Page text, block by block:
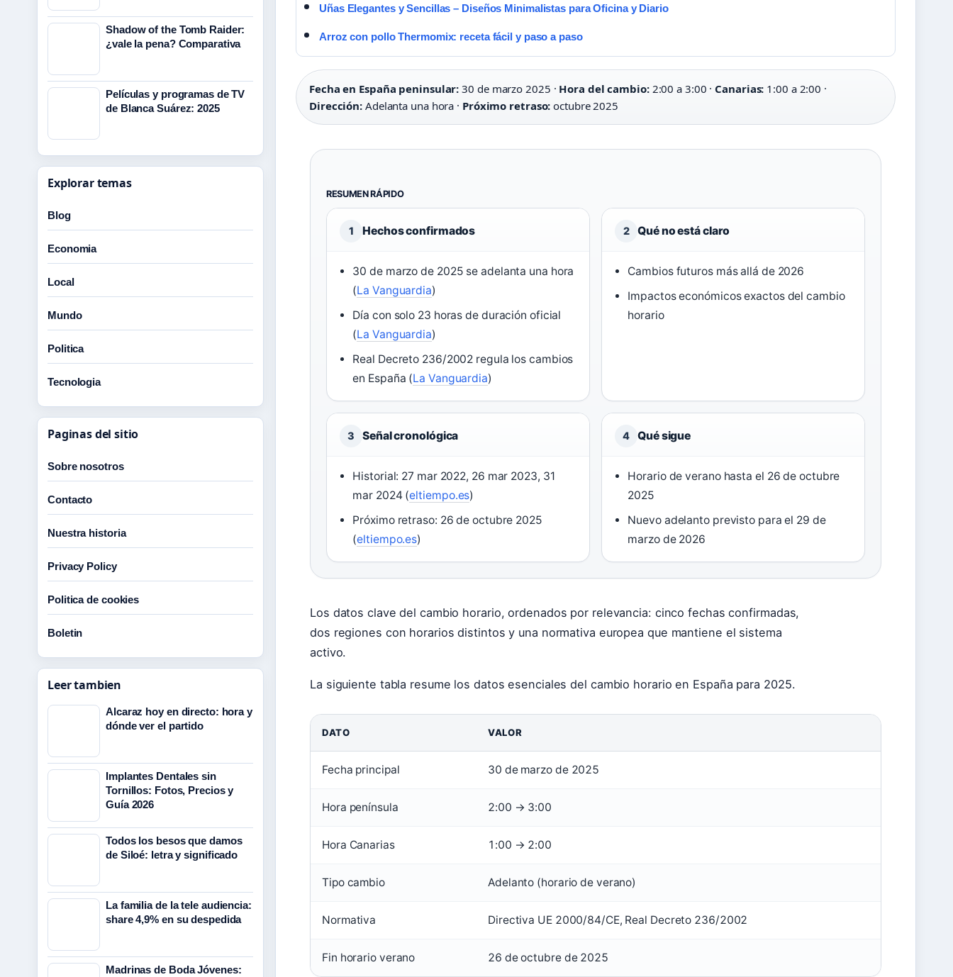
Uñas Elegantes y Sencillas – Diseños Minimalistas para Oficina y Diario
Arroz con pollo Thermomix: receta fácil y paso a paso
Fecha en España peninsular: 30 de marzo 2025 · Hora del cambio:2:00 a 3:00 · Canarias: 1:00 a 2:00 ·
Dirección: Adelanta una hora · Próximo retraso: octubre 2025
RESUMEN RÁPIDO
1 Hechos confirmados
30 de marzo de 2025 se adelanta una hora
(La Vanguardia)
Día con solo 23 horas de duración oficial
(La Vanguardia)
Real Decreto 236/2002 regula los cambios
en España (La Vanguardia)
2 Qué no está claro
Cambios futuros más allá de 2026
Impactos económicos exactos del cambio
horario
3 Señal cronológica
Historial: 27 mar 2022, 26 mar 2023, 31
mar 2024 (eltiempo.es)
Próximo retraso: 26 de octubre 2025
(eltiempo.es)
4 Qué sigue
Horario de verano hasta el 26 de octubre
2025
Nuevo adelanto previsto para el 29 de
marzo de 2026
Los datos clave del cambio horario, ordenados por relevancia: cinco fechas confirmadas,
dos regiones con horarios distintos y una normativa europea que mantiene el sistema
activo.
La siguiente tabla resume los datos esenciales del cambio horario en España para 2025.
DATO VALOR
Fecha principal 30 de marzo de 2025
Hora península 2:00 → 3:00
Hora Canarias 1:00 → 2:00
Tipo cambio Adelanto (horario de verano)
Normativa Directiva UE 2000/84/CE, Real Decreto 236/2002
Fin horario verano 26 de octubre de 2025
Shadow of the Tomb Raider:
¿vale la pena? Comparativa
Películas y programas de TV
de Blanca Suárez: 2025
Explorar temas
Blog
Economia
Local
Mundo
Politica
Tecnologia
Paginas del sitio
Sobre nosotros
Contacto
Nuestra historia
Privacy Policy
Politica de cookies
Boletin
Leer tambien
Alcaraz hoy en directo: hora y
dónde ver el partido
Implantes Dentales sin
Tornillos: Fotos, Precios y
Guía 2026
Todos los besos que damos
de Siloé: letra y significado
La familia de la tele audiencia:
share 4,9% en su despedida
Madrinas de Boda Jóvenes: